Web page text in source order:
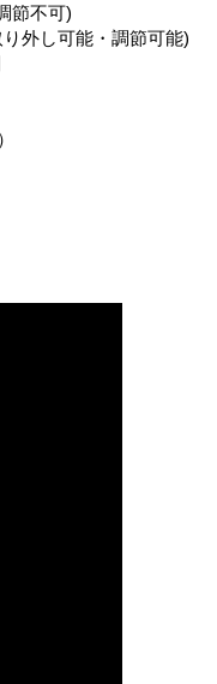
節不可)
外し可能・調節可能)